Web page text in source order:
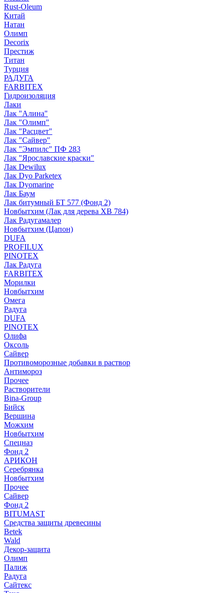
Rust-Oleum
Китай
Натан
Олимп
Decorix
Престиж
Титан
Турция
РАДУГА
FARBITEX
Гидроизоляция
Лаки
Лак "Алина"
Лак "Олимп"
Лак "Расцвет"
Лак "Сайвер"
Лак "Эмпилс" ПФ 283
Лак "Ярославские краски"
Лак Dewilux
Лак Dyo Parketex
Лак Dyomarine
Лак Баум
Лак битумный БТ 577 (Фонд 2)
Новбытхим (Лак для дерева ХВ 784)
Лак Радугамалер
Новбытхим (Цапон)
DUFA
PROFILUX
PINOTEX
Лак Радуга
FARBITEX
Морилки
Новбытхим
Омега
Радуга
DUFA
PINOTEX
Олифа
Оксоль
Сайвер
Противоморозные добавки в раствор
Антимороз
Прочее
Растворители
Bina-Group
Бийск
Вершина
Можхим
Новбытхим
Спецназ
Фонд 2
АРИКОН
Серебрянка
Новбытхим
Прочее
Сайвер
Фонд 2
BITUMAST
Средства защиты древесины
Betek
Wald
Декор-защита
Олимп
Палиж
Радуга
Сайтекс